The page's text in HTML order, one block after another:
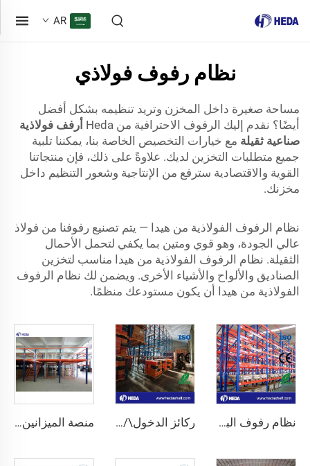
AR
نظام رفوف فولاذي
مساحة صغيرة داخل المخزن وتريد تنظيمه بشكل أفضل
أيضًا؟ نقدم إليك الرفوف الاحترافية من Heda
أرفف فولاذية
صناعية ثقيلة مع خيارات التخصيص الخاصة بنا، يمكننا تلبية
جميع متطلبات التخزين لديك. علاوةً على ذلك، فإن منتجاتنا
القوية والاقتصادية سترفع من الإنتاجية وشعور التنظيم داخل
مخزنك.
نظام الرفوف الفولاذية من هيدا — يتم تصنيع رفوفنا من فولاذ
عالي الجودة، وهو قوي ومتين بما يكفي لتحمل الأحمال
الثقيلة. نظام الرفوف الفولاذية من هيدا مناسب لتخزين
الصناديق والألواح والأشياء الأخرى. ويضمن لك نظام الرفوف
الفولاذية من هيدا أن يكون مستودعك منظمًا.
نظام رفوف الباليت الثقيلة الواجب ركائز الدخول\/المرور منصة الميزانين الهيكلية الفولاذية